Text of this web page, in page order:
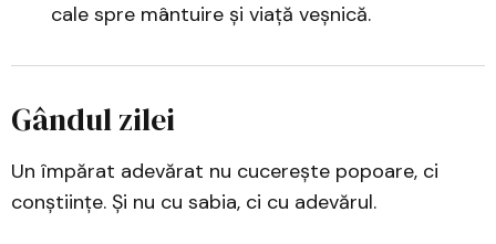
cale spre mântuire și viață veșnică.
Gândul zilei
Un împărat adevărat nu cucerește popoare, ci
conștiințe. Și nu cu sabia, ci cu adevărul.